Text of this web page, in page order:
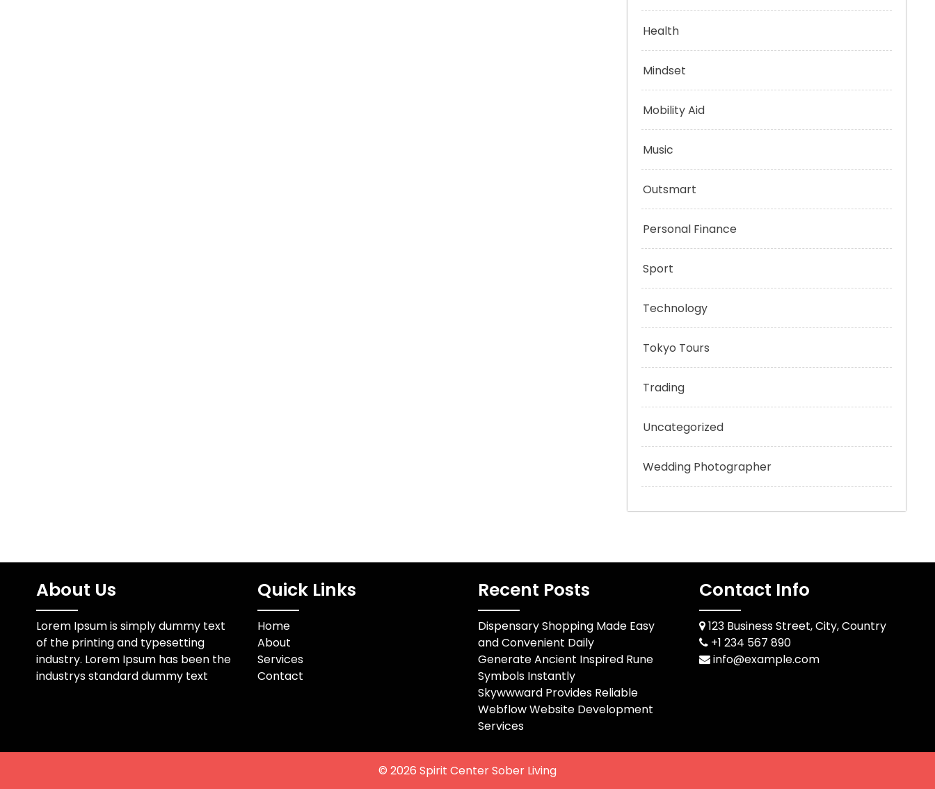
Health
Mindset
Mobility Aid
Music
Outsmart
Personal Finance
Sport
Technology
Tokyo Tours
Trading
Uncategorized
Wedding Photographer
About Us
Lorem Ipsum is simply dummy text
of the printing and typesetting
industry. Lorem Ipsum has been the
industrys standard dummy text
Quick Links
Home
About
Services
Contact
Recent Posts
Dispensary Shopping Made Easy
and Convenient Daily
Generate Ancient Inspired Rune
Symbols Instantly
Skywwward Provides Reliable
Webflow Website Development
Services
Contact Info
123 Business Street, City, Country
+1 234 567 890
info@example.com
© 2026 Spirit Center Sober Living